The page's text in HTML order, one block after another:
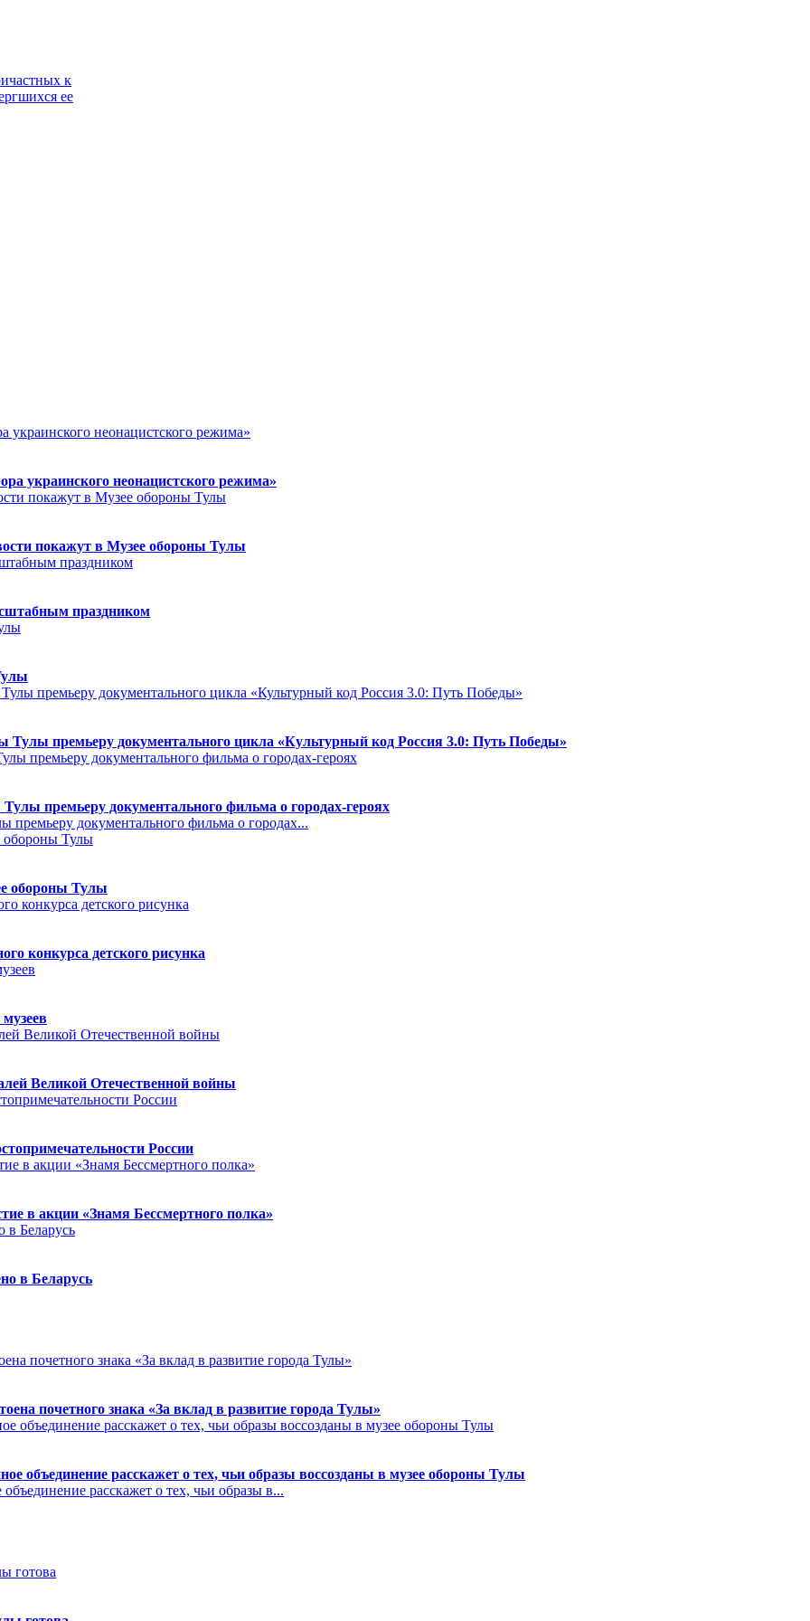
к
ее
украинского неонацистского режима»
покажут в Музее обороны Тулы
праздником
премьеру документального цикла «Культурный код Россия 3.0: Путь Победы»
премьеру документального фильма о городах-героях
документального фильма о городах...
обороны Тулы
конкурса детского рисунка
Великой Отечественной войны
России
в акции «Знамя Бессмертного полка»
в Беларусь
почетного знака «За вклад в развитие города Тулы»
объединение расскажет о тех, чьи образы воссозданы в музее обороны Тулы
расскажет о тех, чьи образы в...